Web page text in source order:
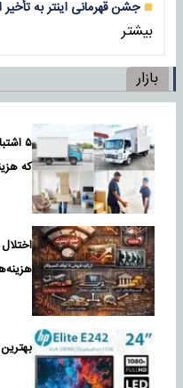
جشن قهرمانی اینتر به تأخیر
بیشتر
بازار
۵
که
بهترین